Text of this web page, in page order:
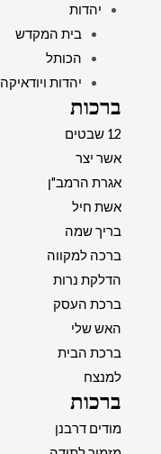
יהדות
בית המקדש
הכותל
יהדות ויודאיקה
ברכות
12 שבטים
אשר יצר
אגרת הרמב"ן
אשת חיל
בריך שמה
ברכה למקווה
הדלקת נרות
ברכת העסק
האש שלי
ברכת הבית
למנצח
ברכות
מודים דרבנן